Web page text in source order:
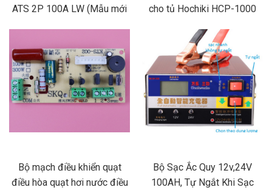
ATS 2P 100A LW (Mẫu mới
làm reset thiết bị.
cho tủ Hochiki HCP-1000
HBB-1001 (bao gồm vỏ hộp)
Bộ mạch điều khiển quạt
điều hòa quạt hơi nước điều
Bộ Sạc Ắc Quy 12v,24V
100AH, Tự Ngắt Khi Sạc